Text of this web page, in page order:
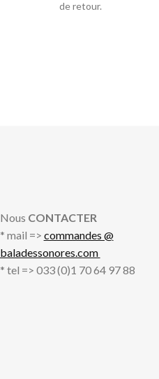
de retour.
Nous CONTACTER
* mail => commandes @
baladessonores.com
* tel => 033 (0)1 70 64 97 88